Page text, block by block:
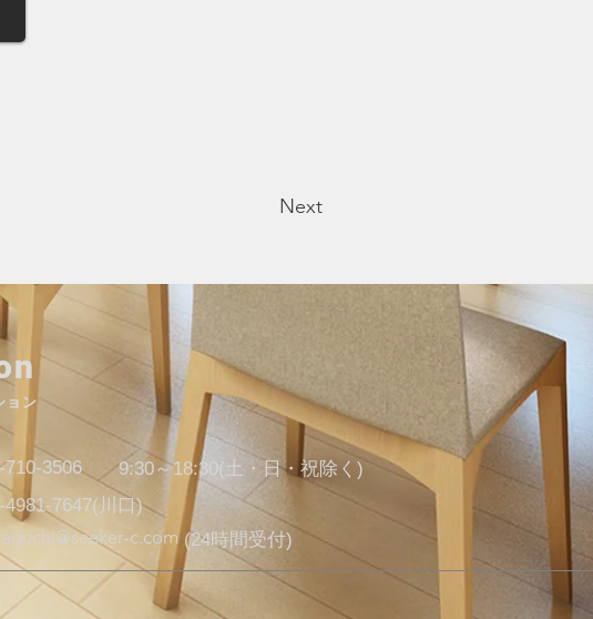
Next
ョン
710-3506
9:30～18:30(土・日・祝除く)
4981-7647(川口)
c.com ​(24時間受付)